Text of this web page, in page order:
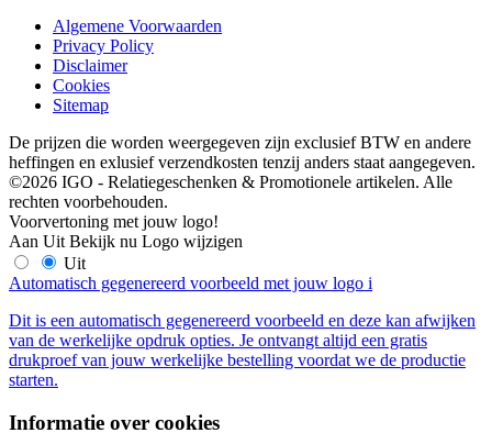
Algemene Voorwaarden
Privacy Policy
Disclaimer
Cookies
Sitemap
De prijzen die worden weergegeven zijn exclusief BTW en andere
heffingen en exlusief verzendkosten tenzij anders staat aangegeven.
©2026 IGO - Relatiegeschenken & Promotionele artikelen. Alle
rechten voorbehouden.
Voorvertoning met jouw logo!
Aan Uit Bekijk nu Logo wijzigen
Uit
Automatisch gegenereerd voorbeeld met jouw logo i
Dit is een automatisch gegenereerd voorbeeld en deze kan afwijken
van de werkelijke opdruk opties. Je ontvangt altijd een gratis
drukproef van jouw werkelijke bestelling voordat we de productie
starten.
Informatie over cookies